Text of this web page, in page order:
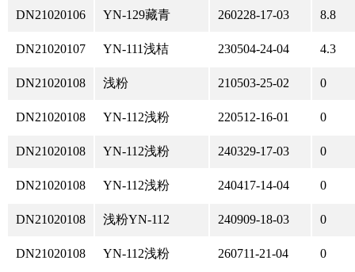
DN21020106 YN-129藏青 260228-17-03 8.8
DN21020107 YN-111浅桔 230504-24-04 4.3
DN21020108 浅粉 210503-25-02 0
DN21020108 YN-112浅粉 220512-16-01 0
DN21020108 YN-112浅粉 240329-17-03 0
DN21020108 YN-112浅粉 240417-14-04 0
DN21020108 浅粉YN-112 240909-18-03 0
DN21020108 YN-112浅粉 260711-21-04 0